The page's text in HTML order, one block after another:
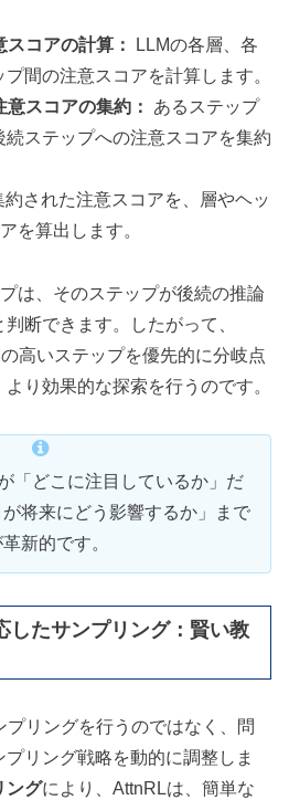
コアの計算：
LLMの各層、各
間の注意スコアを計算します。
スコアの集約：
あるステップ
ステップへの注意スコアを集約
約された注意スコアを、層やヘッ
を算出します。
は、そのステップが後続の推論
断できます。したがって、
高いステップを優先的に分岐点
り効果的な探索を行うのです。
「どこに注目しているか」だ
将来にどう影響するか」まで
新的です。
したサンプリング：賢い教
リングを行うのではなく、問
リング戦略を動的に調整しま
ングにより、AttnRLは、簡単な